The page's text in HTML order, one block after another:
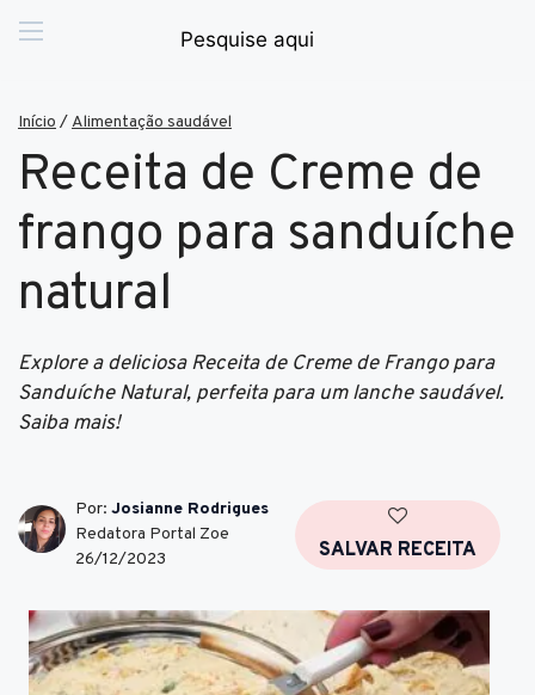
Início / Alimentação saudável
Receita de Creme de
frango para sanduíche
natural
Explore a deliciosa Receita de Creme de Frango para
Sanduíche Natural, perfeita para um lanche saudável.
Saiba mais!
Por: Josianne Rodrigues
Redatora Portal Zoe
26/12/2023
SALVAR RECEITA